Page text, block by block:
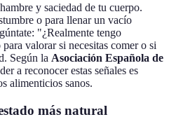
y saciedad de tu cuerpo.
o para llenar un vacío
"¿Realmente tengo
valorar si necesitas comer o si
Según la Asociación Española de
a reconocer estas señales es
alimenticios sanos.
más natural